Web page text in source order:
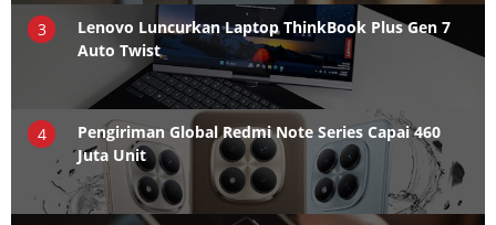
3
Lenovo Luncurkan Laptop ThinkBook Plus Gen 7
Auto Twist
4
Pengiriman Global Redmi Note Series Capai 460
Juta Unit